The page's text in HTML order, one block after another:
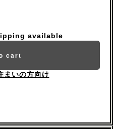
available
cart
まいの方向け